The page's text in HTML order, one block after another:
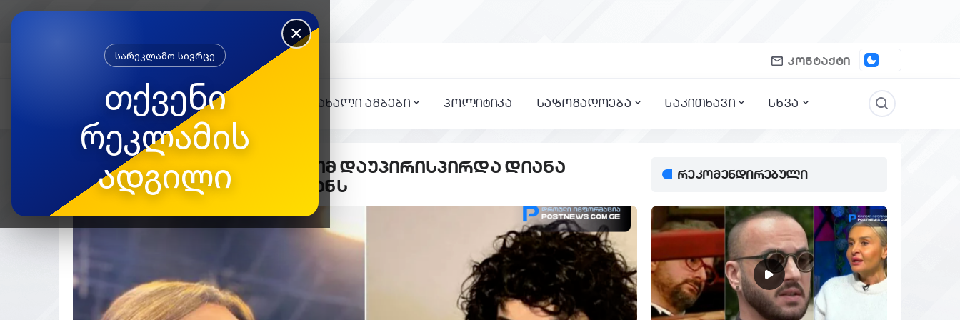
×
სარეკლამო სივრცე
თქვენი
რეკლამის
ადგილი
FACEBOOK კონტაქტი
ახალი ამბები პოლიტიკა საზოგადოება საკითხავი სხვა
“შენ ხარ *ლექალა” – რატომ დაუპირისპირდა დიანა
ტრაპაიძე ქეთი დევდარიანს
რეკომენდირებული